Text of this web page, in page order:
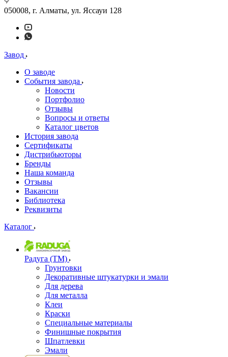
050008, г. Алматы, ул. Яссауи 128
Завод
О заводе
События завода
Новости
Портфолио
Отзывы
Вопросы и ответы
Каталог цветов
История завода
Сертификаты
Дистрибьюторы
Бренды
Наша команда
Отзывы
Вакансии
Библиотека
Реквизиты
Каталог
Радуга (ТМ)
Грунтовки
Декоративные штукатурки и эмали
Для дерева
Для металла
Клеи
Краски
Специальные материалы
Финишные покрытия
Шпатлевки
Эмали